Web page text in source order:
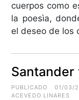
cuerpos como
la poesìa,
el deseo de los
PUBLICADO 01/
ACEVEDO LINARES